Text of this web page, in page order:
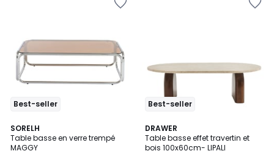
Best-seller
SORELH
Table basse en verre trempé
MAGGY
2
Couleurs
Best-seller
DRAWER
Table basse effet travertin et
bois 100x60cm- LIPALI
3,2
/ 5